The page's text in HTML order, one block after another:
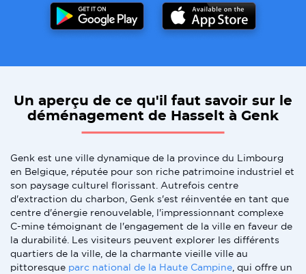
Un aperçu de ce qu'il faut savoir sur le
déménagement de Hasselt à Genk
Genk est une ville dynamique de la province du Limbourg
en Belgique, réputée pour son riche patrimoine industriel et
son paysage culturel florissant. Autrefois centre
d'extraction du charbon, Genk s'est réinventée en tant que
centre d'énergie renouvelable, l'impressionnant complexe
C-mine témoignant de l'engagement de la ville en faveur de
la durabilité. Les visiteurs peuvent explorer les différents
quartiers de la ville, de la charmante vieille ville au
pittoresque parc national de la Haute Campine , qui offre un